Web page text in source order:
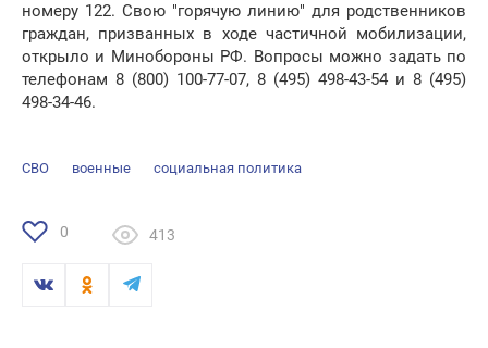
номеру 122. Свою "горячую линию" для родственников
граждан, призванных в ходе частичной мобилизации,
открыло и Минобороны РФ. Вопросы можно задать по
телефонам 8 (800) 100-77-07, 8 (495) 498-43-54 и 8 (495)
498-34-46.
СВО военные социальная политика
0 413